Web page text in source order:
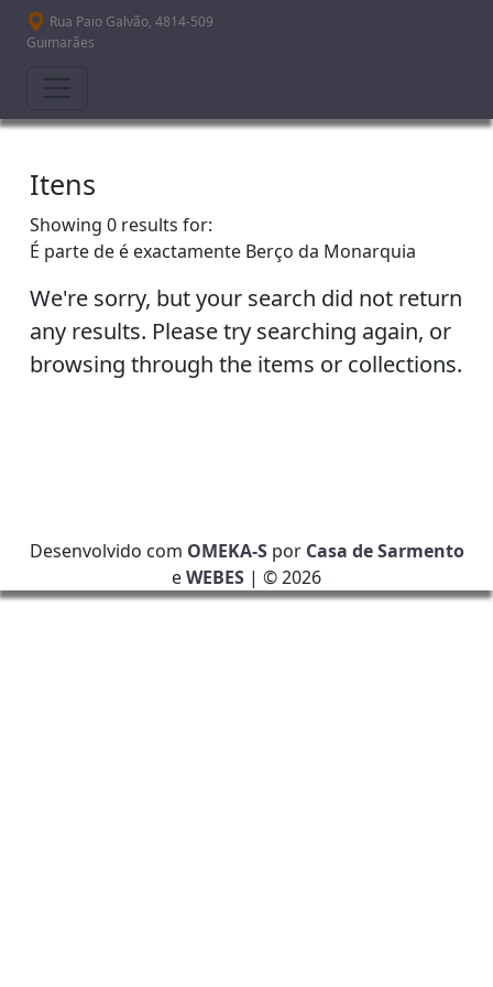
Passar para o conteúdo principal
Rua Paio Galvão, 4814-509
Guimarães
Itens
Showing 0 results for:
É parte de é exactamente Berço da Monarquia
We're sorry, but your search did not return
any results. Please try searching again, or
browsing through the items or collections.
Desenvolvido com OMEKA-Spor Casa de Sarmento
eWEBES | ©2026